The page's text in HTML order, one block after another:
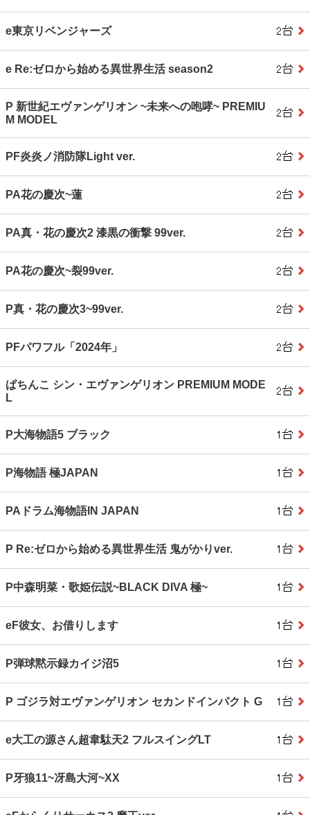
e東京リベンジャーズ
e Re:ゼロから始める異世界生活 season2
P 新世紀エヴァンゲリオン ~未来への咆哮~ PREMIU
M MODEL
PF炎炎ノ消防隊Light ver.
PA花の慶次~蓮
PA真・花の慶次2 漆黒の衝撃 99ver.
PA花の慶次~裂99ver.
P真・花の慶次3~99ver.
PFパワフル「2024年」
ぱちんこ シン・エヴァンゲリオン PREMIUM MODE
L
P大海物語5 ブラック
P海物語 極JAPAN
PAドラム海物語IN JAPAN
P Re:ゼロから始める異世界生活 鬼がかりver.
P中森明菜・歌姫伝説~BLACK DIVA 極~
eF彼女、お借りします
P弾球黙示録カイジ沼5
P ゴジラ対エヴァンゲリオン セカンドインパクト G
e大工の源さん超韋駄天2 フルスイングLT
P牙狼11~冴島大河~XX